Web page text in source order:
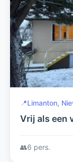
📍Limanton,
Vrij als een
👥6 pers.